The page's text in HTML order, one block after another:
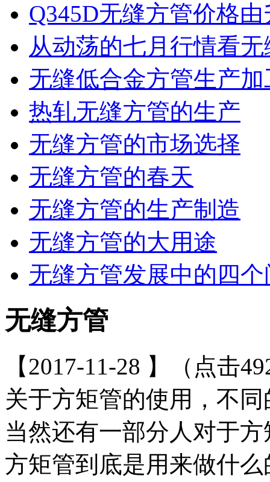
Q345D无缝方管价格
从动荡的七月行情看
无缝低合金方管生产
热轧无缝方管的生产
无缝方管的市场选择
无缝方管的春天
无缝方管的生产制造
无缝方管的大用途
无缝方管发展中的四个
无缝方管
【2017-11-28 】（点击
关于方矩管的使用，不
当然还有一部分人对于
方矩管到底是用来做什